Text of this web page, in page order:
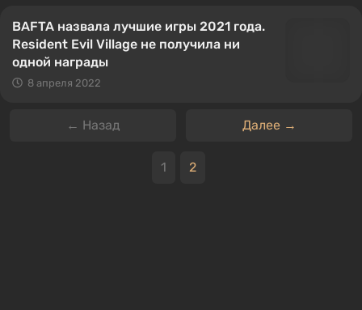
BAFTA назвала лучшие игры 2021 года.
Resident Evil Village не получила ни
одной награды
8 апреля 2022
← Назад Далее →
1 2